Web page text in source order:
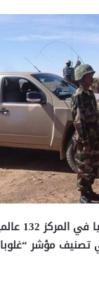
جسور نت:
مؤشر